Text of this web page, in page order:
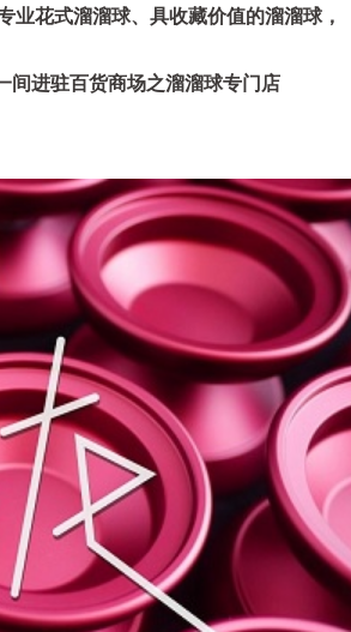
业花式溜溜球、具收藏价值的溜溜球，
间进驻百货商场之溜溜球专门店